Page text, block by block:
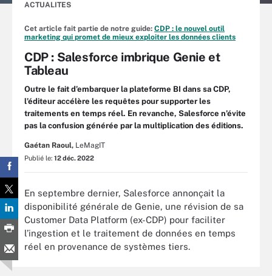
ACTUALITES
Cet article fait partie de notre guide: CDP : le nouvel outil
marketing qui promet de mieux exploiter les données clients
CDP : Salesforce imbrique Genie et
Tableau
Outre le fait d’embarquer la plateforme BI dans sa CDP,
l’éditeur accélère les requêtes pour supporter les
traitements en temps réel. En revanche, Salesforce n’évite
pas la confusion générée par la multiplication des éditions.
Gaétan Raoul, LeMagIT
Publié le: 12 déc. 2022
En septembre dernier, Salesforce annonçait la
disponibilité générale de Genie, une révision de sa
Customer Data Platform (ex-CDP) pour faciliter
l’ingestion et le traitement de données en temps
réel en provenance de systèmes tiers.